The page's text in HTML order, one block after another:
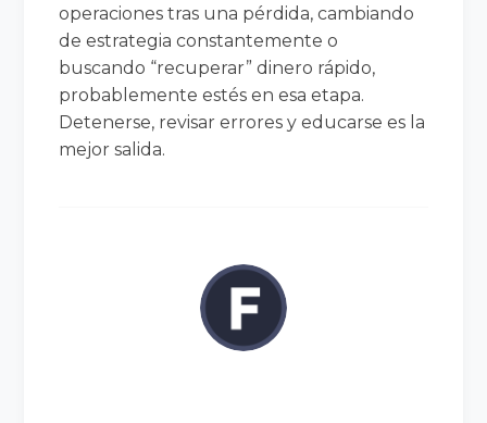
operaciones tras una pérdida, cambiando
de estrategia constantemente o
buscando “recuperar” dinero rápido,
probablemente estés en esa etapa.
Detenerse, revisar errores y educarse es la
mejor salida.